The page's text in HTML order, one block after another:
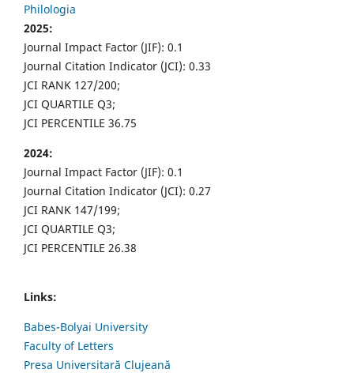
Philologia
2025:
Journal Impact Factor (JIF): 0.1
Journal Citation Indicator (JCI): 0.33
JCI RANK 127/200;
JCI QUARTILE Q3;
JCI PERCENTILE 36.75
2024:
Journal Impact Factor (JIF): 0.1
Journal Citation Indicator (JCI): 0.27
JCI RANK 147/199;
JCI QUARTILE Q3;
JCI PERCENTILE 26.38
Links:
Babes-Bolyai University
Faculty of Letters
Presa Universitară Clujeană